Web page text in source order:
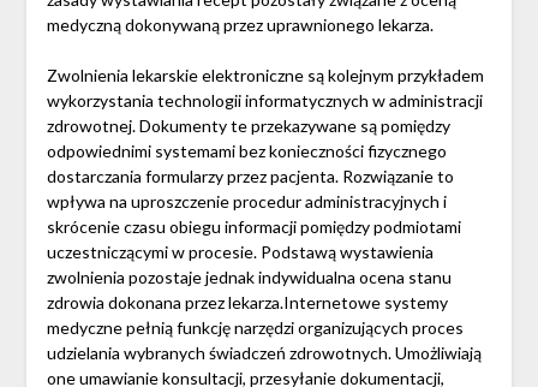
medyczną dokonywaną przez uprawnionego lekarza.
Zwolnienia lekarskie elektroniczne są kolejnym przykładem
wykorzystania technologii informatycznych w administracji
zdrowotnej. Dokumenty te przekazywane są pomiędzy
odpowiednimi systemami bez konieczności fizycznego
dostarczania formularzy przez pacjenta. Rozwiązanie to
wpływa na uproszczenie procedur administracyjnych i
skrócenie czasu obiegu informacji pomiędzy podmiotami
uczestniczącymi w procesie. Podstawą wystawienia
zwolnienia pozostaje jednak indywidualna ocena stanu
zdrowia dokonana przez lekarza.Internetowe systemy
medyczne pełnią funkcję narzędzi organizujących proces
udzielania wybranych świadczeń zdrowotnych. Umożliwiają
one umawianie konsultacji, przesyłanie dokumentacji,